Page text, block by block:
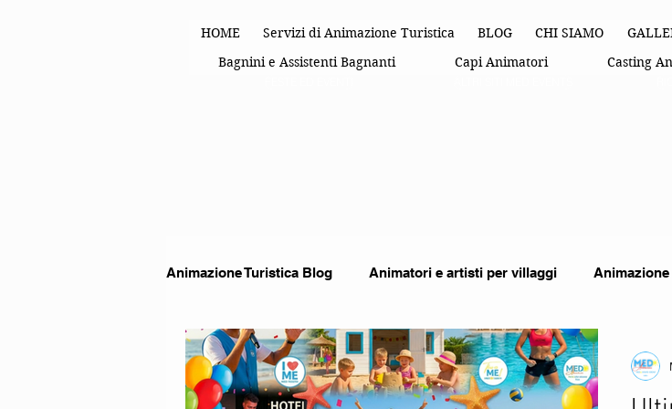
HOME Servizi di Animazione Turistica BLOG CHI SIAMO
Bagnini e Assistenti Bagnanti
Capi Animatori Casting
Animazione Turistica Blog Animatori e artisti per villaggi
Spettacoli di animazione Animazione Turistica organizzazione